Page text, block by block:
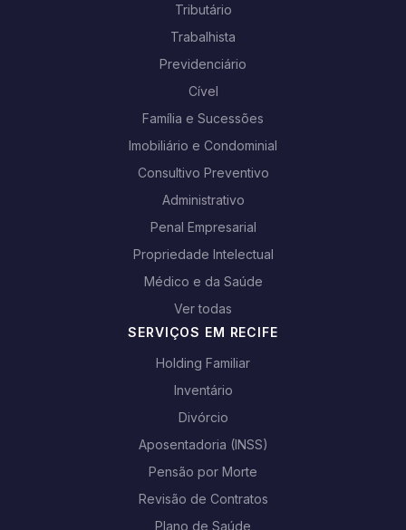
Tributário
Trabalhista
Previdenciário
Cível
Família e Sucessões
Imobiliário e Condominial
Consultivo Preventivo
Administrativo
Penal Empresarial
Propriedade Intelectual
Médico e da Saúde
Ver todas
SERVIÇOS EM RECIFE
Holding Familiar
Inventário
Divórcio
Aposentadoria (INSS)
Pensão por Morte
Revisão de Contratos
Plano de Saúde